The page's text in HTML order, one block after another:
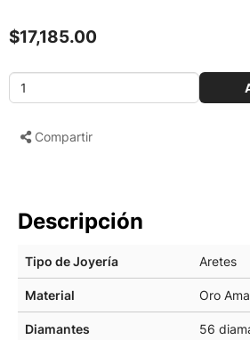
$17,185.00
Compartir
Descripción
Tipo de Joyería Aretes
Material Oro
Diamantes 56